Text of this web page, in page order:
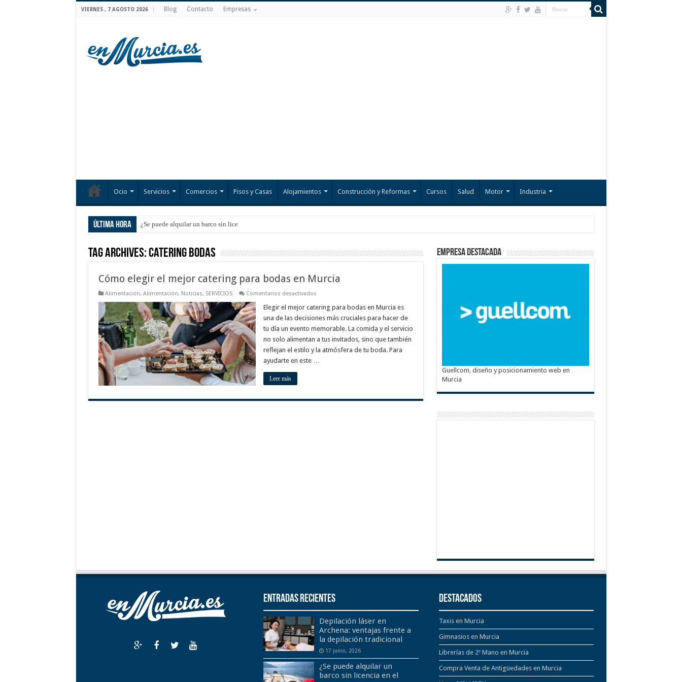
VIERNES , 7 AGOSTO 2026 Blog Contacto Empresas
Ocio Servicios Comercios Pisos y Casas Alojamientos Construcción y Reformas Cursos Salud Motor Industria
Última hora ¿Se puede alquilar un barco sin licencia en el
Tag Archives:catering bodas
Cómo elegir el mejor catering para bodas en Murcia
Alimentación, Alimentación, Noticias, SERVICIOS Comentarios desactivadosen
elegir
mejor
catering
para
bodas
en
Murcia
Elegir el mejor catering para bodas en Murcia es
una de las decisiones más cruciales para hacer de
tu día un evento memorable. La comida y el servicio
no solo alimentan a tus invitados, sino que también
reflejan el estilo y la atmósfera de tu boda. Para
ayudarte en este …
Leer más
Empresa destacada
Guellcom, diseño y posicionamiento web en
Murcia
Entradas recientes
Depilación láser en
Archena: ventajas frente a
la depilación tradicional
17 junio, 2026
¿Se puede alquilar un
barco sin licencia en el
Destacados
Taxis en Murcia
Gimnasios en Murcia
Librerías de 2º Mano en Murcia
Compra Venta de Antigüedades en Murcia